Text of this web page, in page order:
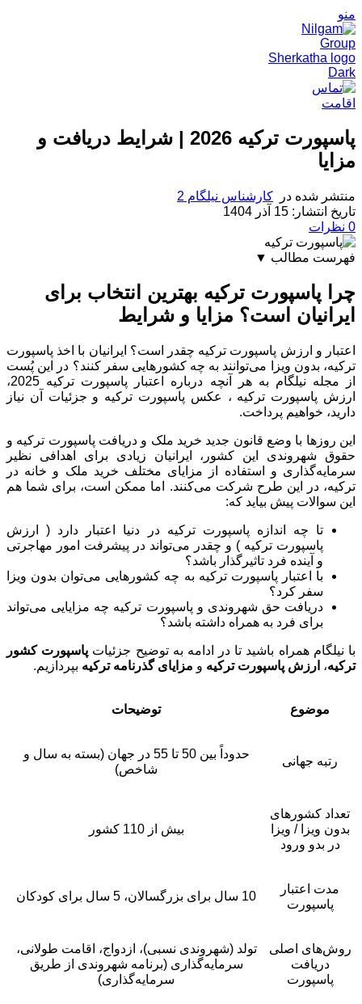
منو
اقامت
پاسپورت ترکیه 2026 | شرایط دریافت و
مزایا
منتشر شده در
کارشناس نیلگام 2
تاریخ انتشار: 15 آذر 1404
0 نظرات
فهرست مطالب ▼
چرا پاسپورت ترکیه بهترین انتخاب برای ایرانیان است؟
مزایا و شرایط
اعتبار پاسپورت ترکیه
مقایسه قدرت پاسپورت کشور ترکیه با پاسپورت ایران
انواع پاسپورت ترکیه
مزایای پاسپورت ترکیه
نحوه اقدام برای دریافت پاسپورت و حق شهروندی ترکیه
گرفتن پاسپورت کشور ترکیه چند روز طول میکشد؟
ویزای آمریکا با پاسپورت ترکیه
سفر به اروپا با پاسپورت ترکیه
چرا پاسپورت ترکیه بهترین انتخاب برای
ایرانیان است؟ مزایا و شرایط
اعتبار و ارزش پاسپورت ترکیه چقدر است؟ ایرانیان با اخذ پاسپورت
ترکیه، بدون ویزا می‌توانند به چه کشورهایی سفر کنند؟ در این پُست
از مجله نیلگام به هر آنچه درباره اعتبار پاسپورت ترکیه 2025،
ارزش پاسپورت ترکیه ، عکس پاسپورت ترکیه و جزئیات آن نیاز
دارید، خواهیم پرداخت.
این روزها با وضع قانون جدید خرید ملک و دریافت پاسپورت ترکیه و
حقوق شهروندی این کشور، ایرانیان زیادی برای اهدافی نظیر
سرمایه‌گذاری و استفاده از مزایای مختلف خرید ملک و خانه در
ترکیه، در این طرح شرکت می‌کنند. اما ممکن است، برای شما هم
این سوالات پیش بیاید که:
تا چه اندازه پاسپورت ترکیه در دنیا اعتبار دارد ( ارزش
پاسپورت ترکیه ) و چقدر می‌تواند در پیشرفت امور مهاجرتی
و آینده فرد تاثیرگذار باشد؟
با اعتبار پاسپورت ترکیه به چه کشورهایی می‌توان بدون ویزا
سفر کرد؟
دریافت حق شهروندی و پاسپورت ترکیه چه مزایایی می‌تواند
برای فرد به همراه داشته باشد؟
با نیلگام همراه باشید تا در ادامه به توضیح جزئیات پاسپورت کشور
ترکیه، ارزش پاسپورت ترکیه و مزایای گذرنامه ترکیه بپردازیم.
موضوع توضیحات
رتبه جهانی
حدوداً بین 50 تا 55 در جهان (بسته به سال و
شاخص)
تعداد کشورهای
بدون ویزا / ویزا
در بدو ورود
بیش از 110 کشور
مدت اعتبار
پاسپورت
10 سال برای بزرگسالان، 5 سال برای کودکان
روش‌های اصلی
دریافت
پاسپورت
تولد (شهروندی نسبی)، ازدواج، اقامت طولانی،
سرمایه‌گذاری (برنامه شهروندی از طریق
سرمایه‌گذاری)